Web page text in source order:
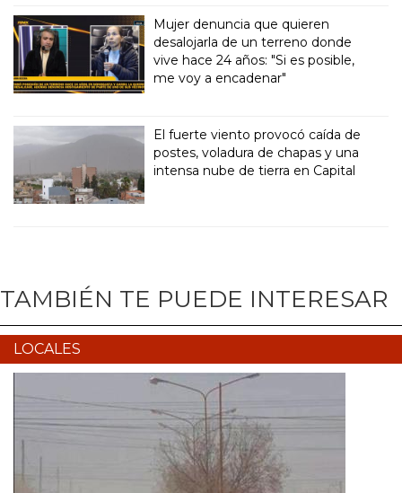
Mujer denuncia que quieren
desalojarla de un terreno donde
vive hace 24 años: "Si es posible,
me voy a encadenar"
El fuerte viento provocó caída de
postes, voladura de chapas y una
intensa nube de tierra en Capital
TAMBIÉN TE PUEDE INTERESAR
LOCALES